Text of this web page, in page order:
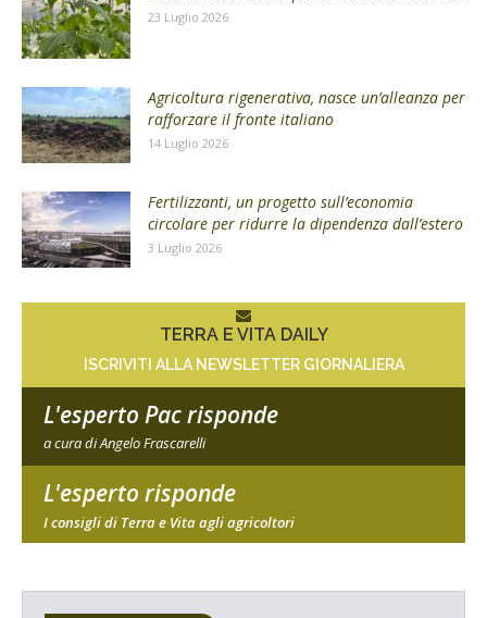
23 Luglio 2026
Agricoltura rigenerativa, nasce un’alleanza per
rafforzare il fronte italiano
14 Luglio 2026
Fertilizzanti, un progetto sull’economia
circolare per ridurre la dipendenza dall’estero
3 Luglio 2026
TERRA E VITA DAILY
ISCRIVITI ALLA NEWSLETTER GIORNALIERA
L'esperto Pac risponde
a cura di Angelo Frascarelli
L'esperto risponde
I consigli di Terra e Vita agli agricoltori